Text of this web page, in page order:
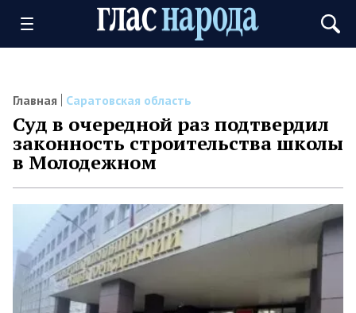
Главная Саратовская область
Суд в очередной раз подтвердил
законность строительства школы
в Молодежном